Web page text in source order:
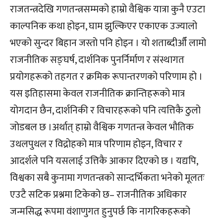
राजतन्त्रदेखि गणतन्त्रसम्मको हाम्रो वैश्विक यात्रा कुनै एउटा
काल्पनिक कथा होइन, घाम झुल्किएर एकाएक उज्यालो
भएको सुन्दर बिहान जस्तो पनि होइन । यो शताब्दीऔँ लामो
राजनीतिक सङ्घर्ष, दार्शनिक पुनर्निर्माण र संस्थागत
प्रयोगहरूको तहगत र क्रमिक रूपान्तरणको परिणाम हो ।
यस इतिहासमा केवल राजनीतिक क्रान्तिहरूको मात्र
योगदान छैन, दार्शनिकी र विचारहरूको पनि त्यत्तिकै ठुलो
जोडबल छ ।अर्थात् हाम्रो वैश्विक गणतन्त्र केवल भौतिक
उथलपुथल र विद्रोहको मात्र परिणाम होइन, विचार र
आदर्शले पनि यसलाई उत्तिकै आकार दिएको छ । यद्यपि,
विश्वका सबै कुनामा गणतन्त्रको सान्दर्भिकता भनेको मूलतः
एउटै सटिक प्रश्नमा टिकेको छ– राजनीतिक अधिकार
जन्मसिद्ध रूपमा वंशाणुगत हुनुपर्छ कि नागरिकहरूको